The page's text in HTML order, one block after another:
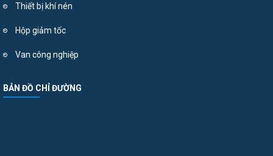
Thiết bị khí nén
Hộp giảm tốc
Van công nghiệp
BẢN ĐỒ CHỈ ĐƯỜNG